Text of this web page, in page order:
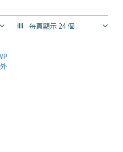
每頁顯示 24 個